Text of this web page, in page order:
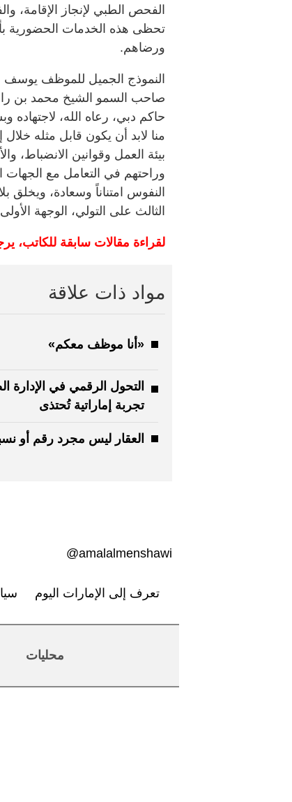
الفحص الطبي لإنجاز الإقامة،
تحظى هذه الخدمات الحضورية
ورضاهم.
النموذج الجميل للموظف يوسف
صاحب السمو الشيخ محمد بن
حاكم دبي، رعاه الله، لاجتهاده
منا لابد أن يكون قابل مثله
بيئة العمل وقوانين الانضباط،
وراحتهم في التعامل مع
النفوس امتناناً وسعادة، ويخلق
الثالث على التولي، الوجهة
لقراءة مقالات سابقة للكاتب،
مواد ذات علاقة
«أنا موظف معكم»
التحول الرقمي في الإدارة
تجربة إماراتية تُحتذى
العقار ليس مجرد رقم أو
amalalmenshawi@
تعرف إلى الإمارات اليوم
محليات